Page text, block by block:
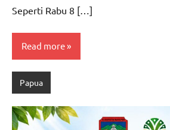
Seperti Rabu 8 […]
Read more
Papua